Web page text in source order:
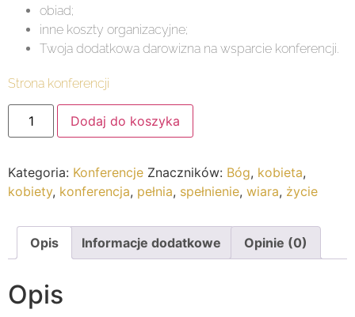
obiad;
inne koszty organizacyjne;
Twoja dodatkowa darowizna na wsparcie konferencji.
Strona konferencji
Dodaj do koszyka
Kategoria: Konferencje Znaczników: Bóg, kobieta,
kobiety, konferencja, pełnia, spełnienie, wiara, życie
Opis Informacje dodatkowe Opinie (0)
Opis